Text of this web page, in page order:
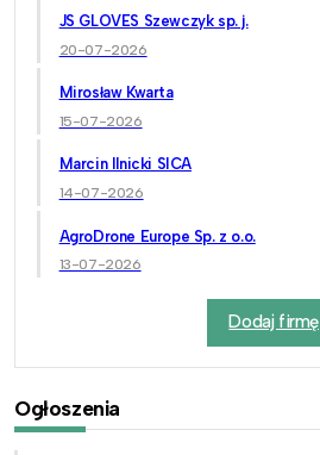
JS GLOVES Szewczyk sp. j.
20-07-2026
Mirosław Kwarta
15-07-2026
Marcin Ilnicki SICA
14-07-2026
AgroDrone Europe Sp. z o.o.
13-07-2026
Dodaj firmę
Ogłoszenia